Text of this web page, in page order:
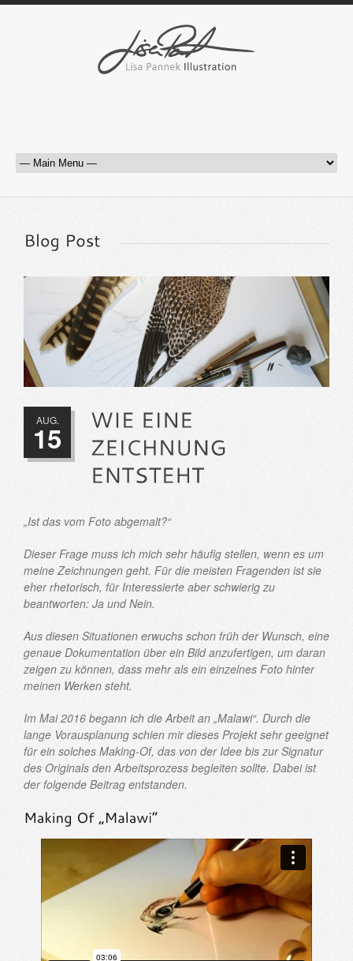
AUG.
15
„Ist das vom Foto abgemalt?“
Dieser Frage muss ich mich sehr häufig stellen, wenn es um
meine Zeichnungen geht. Für die meisten Fragenden ist sie
eher rhetorisch, für Interessierte aber schwierig zu
beantworten: Ja und Nein.
Aus diesen Situationen erwuchs schon früh der Wunsch, eine
genaue Dokumentation über ein Bild anzufertigen, um daran
zeigen zu können, dass mehr als ein einzelnes Foto hinter
meinen Werken steht.
Im Mai 2016 begann ich die Arbeit an „Malawi“. Durch die
lange Vorausplanung schien mir dieses Projekt sehr geeignet
für ein solches Making-Of, das von der Idee bis zur Signatur
des Originals den Arbeitsprozess begleiten sollte. Dabei ist
der folgende Beitrag entstanden.